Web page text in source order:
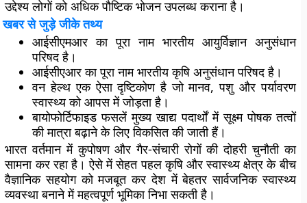
उद्देश्य लोगों को अधिक पौष्टिक भोजन उपलब्ध कराना है।
खबर से जुड़े जीके तथ्य
आईसीएमआर का पूरा नाम भारतीय आयुर्विज्ञान अनुसंधान
परिषद है।
आईसीएआर का पूरा नाम भारतीय कृषि अनुसंधान परिषद है।
वन हेल्थ एक ऐसा दृष्टिकोण है जो मानव, पशु और पर्यावरण
स्वास्थ्य को आपस में जोड़ता है।
बायोफोर्टिफाइड फसलें मुख्य खाद्य पदार्थों में सूक्ष्म पोषक तत्वों
की मात्रा बढ़ाने के लिए विकसित की जाती हैं।
भारत वर्तमान में कुपोषण और गैर-संचारी रोगों की दोहरी चुनौती का
सामना कर रहा है। ऐसे में सेहत पहल कृषि और स्वास्थ्य क्षेत्र के बीच
वैज्ञानिक सहयोग को मजबूत कर देश में बेहतर सार्वजनिक स्वास्थ्य
व्यवस्था बनाने में महत्वपूर्ण भूमिका निभा सकती है।